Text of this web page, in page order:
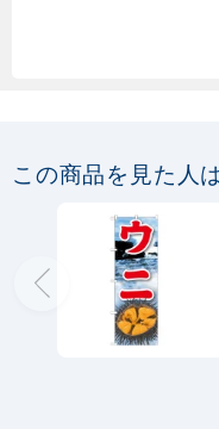
1.6～3m
売り切れ
定番のぼ
1.6～3m
この商品を見た人